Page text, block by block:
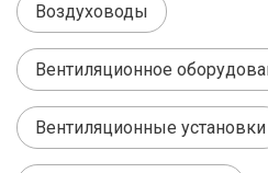
Воздуховоды
Вентиляционное
Вентиляционные установки